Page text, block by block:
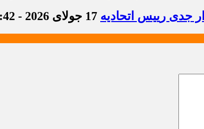
جدی رییس اتحادیه 17 جولای 2026 - 11:42